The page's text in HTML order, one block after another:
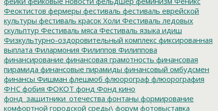
Феоктистов фермеры фестиваль фестиваль еврейской
культуры фестиваль красок Холи Фестиваль ледовых
скульптур Фестиваль мяса Фестиваль языка идиш
Физкультурно-оздоровительный комплекс фиксированная
выплата Филармония Филиппов Филиппова
финансирование финансовая грамотность финансовая
пирамида финансовые пирамиды финансовый омбудсмен
финансы Фишман флешмоб флюорограф флюорография
ФНС фобия ФОКОТ фонд Фонд кино
фонд_защитники_отечества фонтаны формирование
комфортной городской среды\ форум фотовыставка